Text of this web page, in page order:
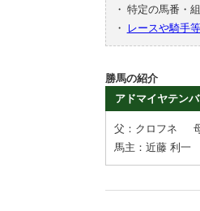
・ 特定の馬番・
・
レースや騎手
勝馬の紹介
アドマイヤテンバ
父：クロフネ
馬主：近藤 利一